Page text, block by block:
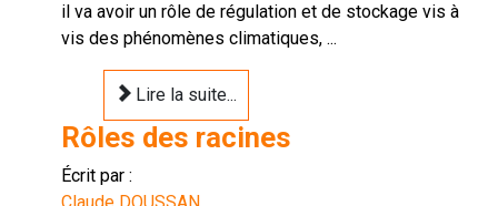
il va avoir un rôle de régulation et de stockage vis à
vis des phénomènes climatiques, ...
Lire la suite...
Rôles des racines
Écrit par :